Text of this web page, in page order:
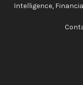
Intelligence,